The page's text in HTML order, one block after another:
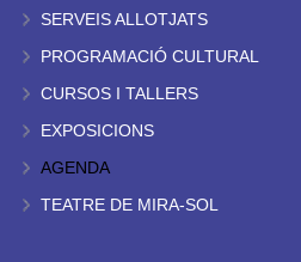
SERVEIS ALLOTJATS
PROGRAMACIÓ CULTURAL
CURSOS I TALLERS
EXPOSICIONS
AGENDA
TEATRE DE MIRA-SOL